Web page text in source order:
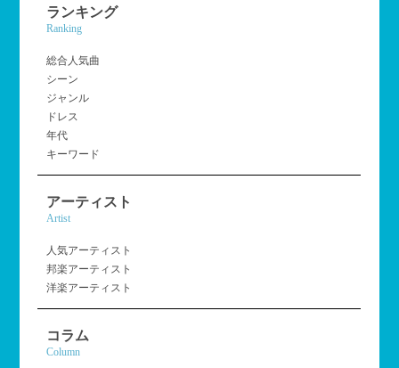
ランキング
Ranking
総合人気曲
シーン
ジャンル
ドレス
年代
キーワード
アーティスト
Artist
人気アーティスト
邦楽アーティスト
洋楽アーティスト
コラム
Column